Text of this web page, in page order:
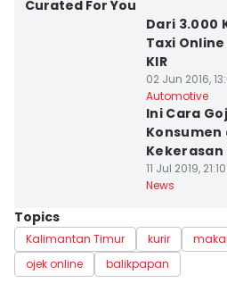
Curated For You
Dari 3.000
Taxi
KIR
02 Jun 2016,
Automotive
Ini Cara
Kekerasan
11 Jul 2019,
News
Topics
Kalimantan Timur kurir
ojek online
balikpapan